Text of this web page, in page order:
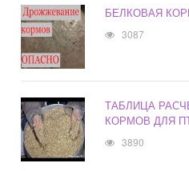
БЕЛКОВАЯ
3087
ТАБЛИЦА
КОРМОВ ДЛЯ
3890